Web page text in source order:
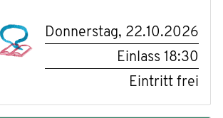
Donnerstag, 22.10.2026
Einlass 18:30
Eintritt frei